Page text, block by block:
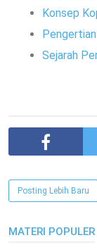
Konsep
Sejarah
Posting Lebih Baru
MATERI POPULER